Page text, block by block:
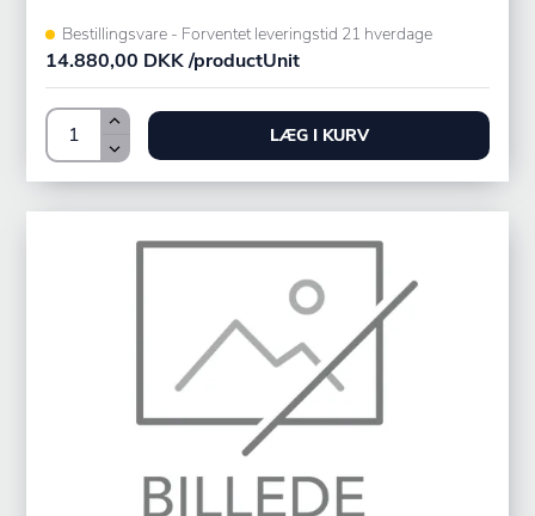
Bestillingsvare - Forventet leveringstid 21 hverdage
14.880,00 DKK /productUnit
LÆG I KURV